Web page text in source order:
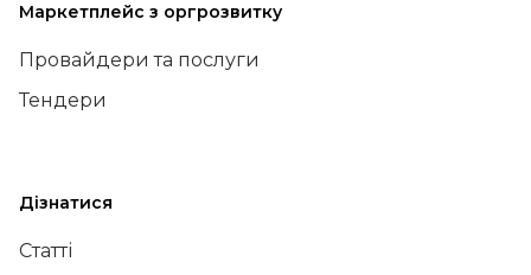
Маркетплейс з оргрозвитку
Провайдери та послуги
Тендери
Дізнатися
Статті